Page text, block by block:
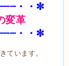
・・✼
変革
・・✼
ています。